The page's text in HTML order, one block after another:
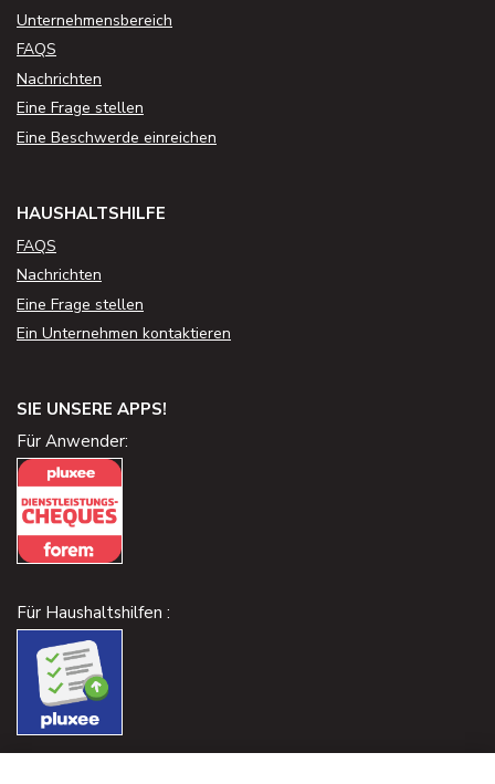
Unternehmensbereich
FAQS
Nachrichten
Eine Frage stellen
Eine Beschwerde einreichen
HAUSHALTSHILFE
FAQS
Nachrichten
Eine Frage stellen
Ein Unternehmen kontaktieren
SIE UNSERE APPS!
Für Anwender:
Für Haushaltshilfen :